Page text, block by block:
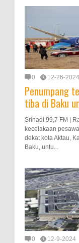
0 12-26-2024
Penumpang
tiba di Baku
Srinadi 99,7 FM |
kecelakaan
dekat kota Aktau,
Baku, untu...
0 12-9-2024